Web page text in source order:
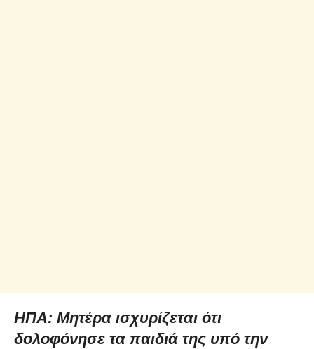
ΗΠΑ: Μητέρα ισχυρίζεται ότι
δολοφόνησε τα παιδιά της υπό την